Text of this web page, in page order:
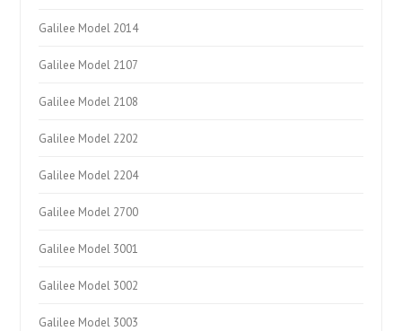
Galilee Model 2014
Galilee Model 2107
Galilee Model 2108
Galilee Model 2202
Galilee Model 2204
Galilee Model 2700
Galilee Model 3001
Galilee Model 3002
Galilee Model 3003